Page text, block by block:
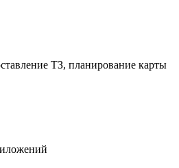
ТЗ, планирование карты